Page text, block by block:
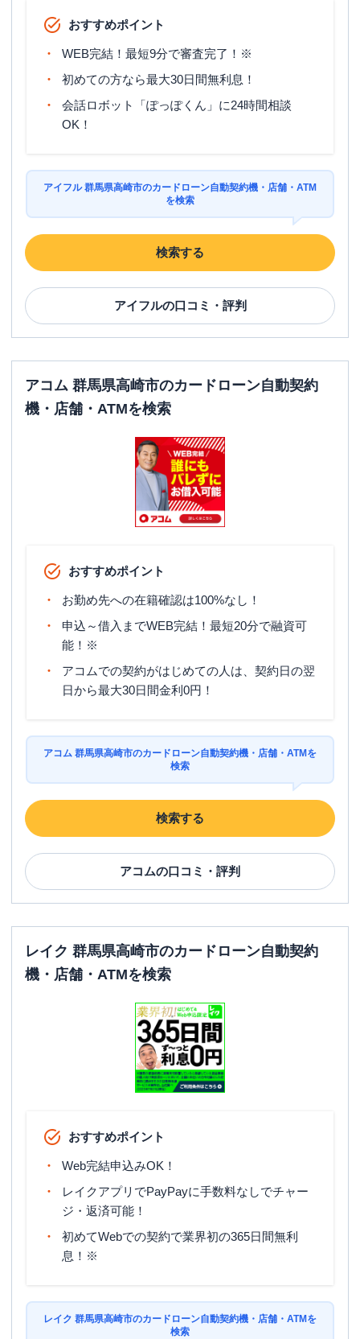
おすすめポイント
WEB完結！最短9分で審査完了！※
初めての方なら最大30日間無利息！
会話ロボット「ぽっぽくん」に24時間相談
OK！
アイフル 群馬県高崎市のカードローン自動契約機・店舗・ATM
を検索
検索する
アイフルの口コミ・評判
アコム 群馬県高崎市のカードローン自動契約
機・店舗・ATMを検索
おすすめポイント
お勤め先への在籍確認は100%なし！
申込～借入までWEB完結！最短20分で融資可
能！※
アコムでの契約がはじめての人は、契約日の翌
日から最大30日間金利0円！
アコム 群馬県高崎市のカードローン自動契約機・店舗・ATMを
検索
検索する
アコムの口コミ・評判
レイク 群馬県高崎市のカードローン自動契約
機・店舗・ATMを検索
おすすめポイント
Web完結申込みOK！
レイクアプリでPayPayに手数料なしでチャー
ジ・返済可能！
初めてWebでの契約で業界初の365日間無利
息！※
レイク 群馬県高崎市のカードローン自動契約機・店舗・ATMを
検索